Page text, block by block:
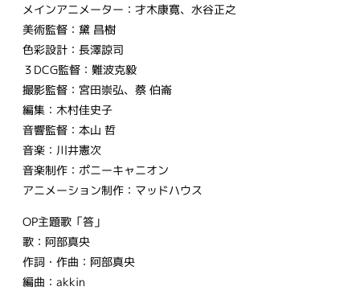
メインアニメーター：才木康寛、水谷正之
美術監督：黛 昌樹
色彩設計：長澤諒司
３DCG監督：難波克毅
撮影監督：宮田崇弘、蔡 伯崙
編集：木村佳史子
音響監督：本山 哲
音楽：川井憲次
音楽制作：ポニーキャニオン
アニメーション制作：マッドハウス
OP主題歌「答」
歌：阿部真央
作詞・作曲：阿部真央
編曲：akkin